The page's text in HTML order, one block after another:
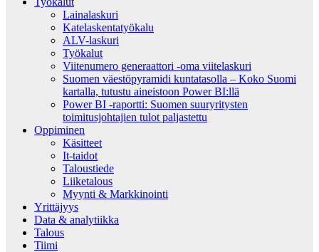
Lainalaskuri
Katelaskentatyökalu
ALV-laskuri
Työkalut
Viitenumero generaattori -oma viitelaskuri
Suomen väestöpyramidi kuntatasolla – Koko Suomi
kartalla, tutustu aineistoon Power BI:llä
Power BI -raportti: Suomen suuryritysten
toimitusjohtajien tulot paljastettu
Oppiminen
Käsitteet
It-taidot
Taloustiede
Liiketalous
Myynti & Markkinointi
Yrittäjyys
Data & analytiikka
Talous
Tiimi